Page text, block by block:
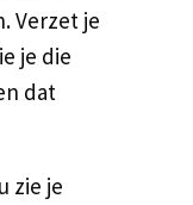
Verzet je
je die
dat
zie je